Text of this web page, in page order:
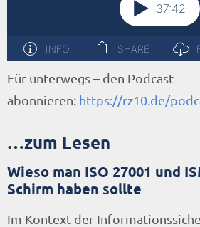
Für unterwegs – den Podcast
abonnieren: https://rz10.de/
…zum Lesen
Wieso man ISO 27001 und
Schirm haben sollte
Im Kontext der